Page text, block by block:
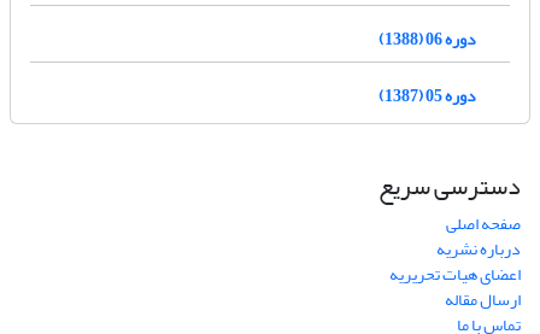
دوره 06 (1388)
دوره 05 (1387)
دسترسی سریع
صفحه اصلی
درباره نشریه
اعضای هیات تحریریه
ارسال مقاله
تماس با ما